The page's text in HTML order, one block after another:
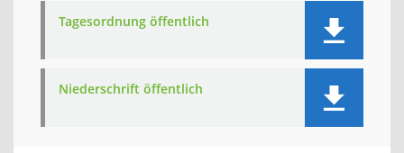
Tagesordnung öffentlich
Niederschrift öffentlich